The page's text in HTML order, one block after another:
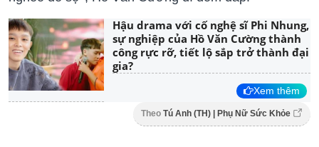
Hậu drama với cố nghệ sĩ Phi Nhung,
sự nghiệp của Hồ Văn Cường thành
công rực rỡ, tiết lộ sắp trở thành đại
gia?
Xem thêm
Theo Tú Anh (TH) | Phụ Nữ Sức Khỏe